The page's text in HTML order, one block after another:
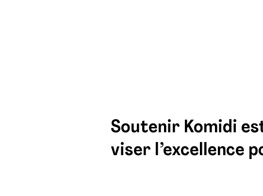
Soutenir Komidi
viser l’excellence